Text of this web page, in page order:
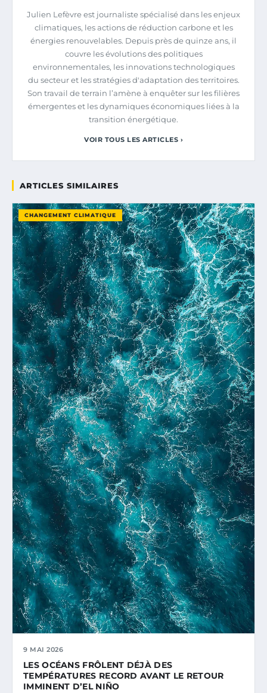
Julien Lefèvre est journaliste spécialisé dans les enjeux
climatiques, les actions de réduction carbone et les
énergies renouvelables. Depuis près de quinze ans, il
couvre les évolutions des politiques
environnementales, les innovations technologiques
du secteur et les stratégies d'adaptation des territoires.
Son travail de terrain l’amène à enquêter sur les filières
émergentes et les dynamiques économiques liées à la
transition énergétique.
VOIR TOUS LES ARTICLES ›
ARTICLES SIMILAIRES
CHANGEMENT CLIMATIQUE
9 MAI 2026
LES OCÉANS FRÔLENT DÉJÀ DES
TEMPÉRATURES RECORD AVANT LE RETOUR
IMMINENT D’EL NIÑO